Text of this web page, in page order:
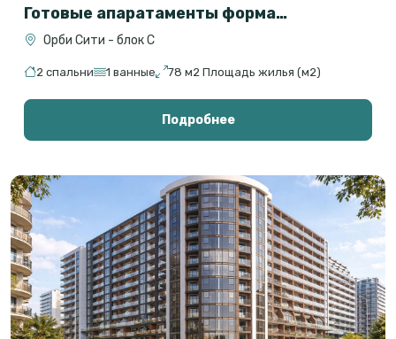
Готовые апаратаменты формата 2+1 на первой линии с прямым видом на море
Орби Сити - блок С
2 спальни 1 ванные 78 м2 Площадь жилья (м2)
Подробнее